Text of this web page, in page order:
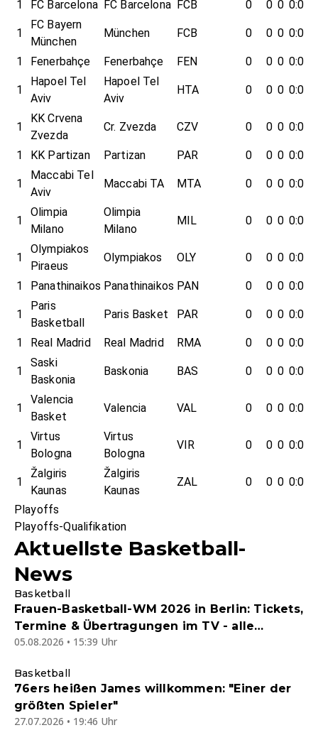
1 FC Barcelona FC Barcelona FCB 0 0 0 0:0
1
FC Bayern
München
München FCB 0 0 0 0:0
1 Fenerbahçe Fenerbahçe FEN 0 0 0 0:0
1
Hapoel Tel
Aviv
Hapoel Tel
Aviv
HTA 0 0 0 0:0
1
KK Crvena
Zvezda
Cr. Zvezda CZV 0 0 0 0:0
1 KK Partizan Partizan PAR 0 0 0 0:0
1
Maccabi Tel
Aviv
Maccabi TA MTA 0 0 0 0:0
1
Olimpia
Milano
Olimpia
Milano
MIL 0 0 0 0:0
1
Olympiakos
Piraeus
Olympiakos OLY 0 0 0 0:0
1 Panathinaikos Panathinaikos PAN 0 0 0 0:0
1
Paris
Basketball
Paris Basket PAR 0 0 0 0:0
1 Real Madrid Real Madrid RMA 0 0 0 0:0
1
Saski
Baskonia
Baskonia BAS 0 0 0 0:0
1
Valencia
Basket
Valencia VAL 0 0 0 0:0
1
Virtus
Bologna
Virtus
Bologna
VIR 0 0 0 0:0
1
Žalgiris
Kaunas
Žalgiris
Kaunas
ZAL 0 0 0 0:0
Playoffs
Playoffs-Qualifikation
Aktuellste Basketball-
News
Basketball
Frauen-Basketball-WM 2026 in Berlin: Tickets,
Termine & Übertragungen im TV - alle
Informationen im Überblick
05.08.2026 • 15:39 Uhr
Basketball
76ers heißen James willkommen: "Einer der
größten Spieler"
27.07.2026 • 19:46 Uhr